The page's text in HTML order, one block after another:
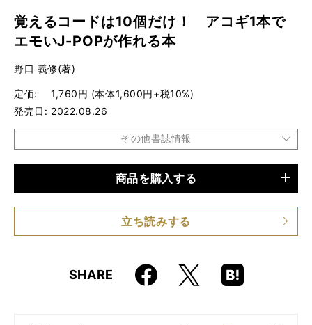
覚えるコードは10個だけ！ アコギ1本で
エモいJ-POPが作れる本
野口 義修(著)
定価
1,760円 (本体1,600円+税10%)
発売日
2022.08.26
その他書誌情報
仕様 A5判 / 208ページ
商品を購入する
立ち読みする
SHARE Faceboo
k
X
Hatena
Boo